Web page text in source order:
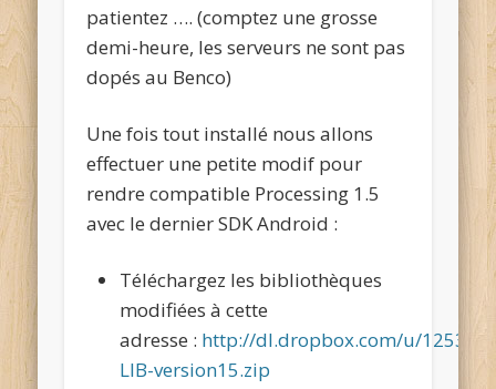
patientez …. (comptez une grosse
demi-heure, les serveurs ne sont pas
dopés au Benco)
Une fois tout installé nous allons
effectuer une petite modif pour
rendre compatible Processing 1.5
avec le dernier SDK Android :
Téléchargez les bibliothèques
modifiées à cette
adresse : http://dl.dropbox.com/u/
LIB-version15.zip